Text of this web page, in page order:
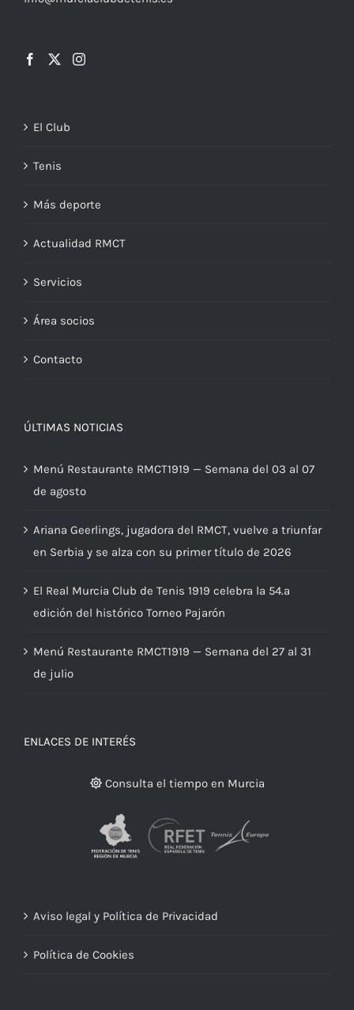
El Club
Tenis
Más deporte
Actualidad RMCT
Servicios
Área socios
Contacto
ÚLTIMAS NOTICIAS
Menú Restaurante RMCT1919 — Semana del 03 al 07
de agosto
Ariana Geerlings, jugadora del RMCT, vuelve a triunfar
en Serbia y se alza con su primer título de 2026
El Real Murcia Club de Tenis 1919 celebra la 54.ª
edición del histórico Torneo Pajarón
Menú Restaurante RMCT1919 — Semana del 27 al 31
de julio
ENLACES DE INTERÉS
Consulta el tiempo en Murcia
Aviso legal y Política de Privacidad
Política de Cookies